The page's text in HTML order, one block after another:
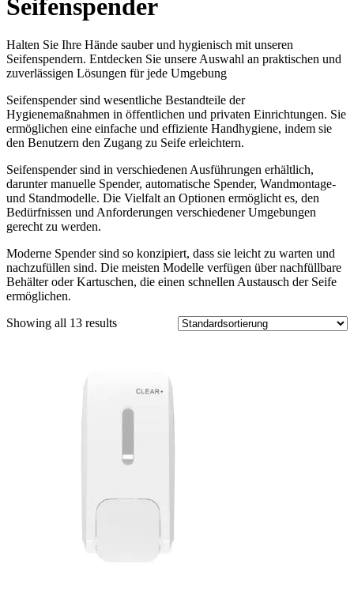
Seifenspender
Halten Sie Ihre Hände sauber und hygienisch mit unseren
Seifenspendern. Entdecken Sie unsere Auswahl an praktischen und
zuverlässigen Lösungen für jede Umgebung
Seifenspender sind wesentliche Bestandteile der
Hygienemaßnahmen in öffentlichen und privaten Einrichtungen. Sie
ermöglichen eine einfache und effiziente Handhygiene, indem sie
den Benutzern den Zugang zu Seife erleichtern.
Seifenspender sind in verschiedenen Ausführungen erhältlich,
darunter manuelle Spender, automatische Spender, Wandmontage-
und Standmodelle. Die Vielfalt an Optionen ermöglicht es, den
Bedürfnissen und Anforderungen verschiedener Umgebungen
gerecht zu werden.
Moderne Spender sind so konzipiert, dass sie leicht zu warten und
nachzufüllen sind. Die meisten Modelle verfügen über nachfüllbare
Behälter oder Kartuschen, die einen schnellen Austausch der Seife
ermöglichen.
Showing all 13 results